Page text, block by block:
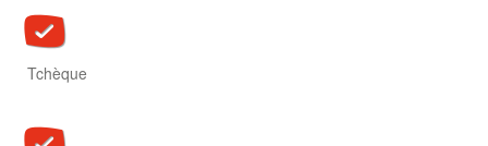
Tchèque